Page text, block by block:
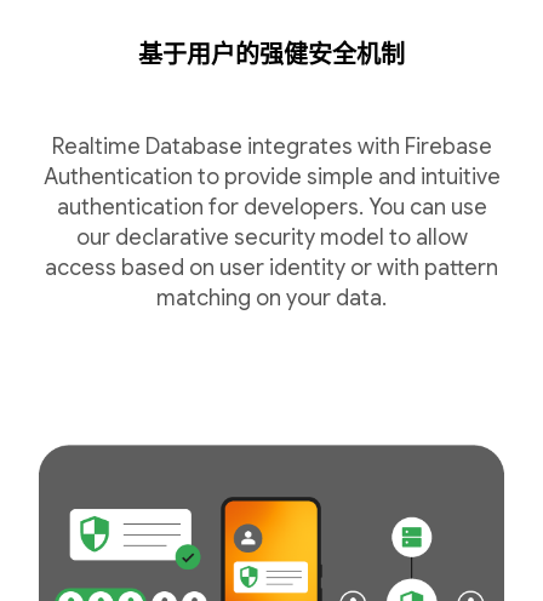
基于用户的强健安全机制
Realtime Database integrates with Firebase
Authentication to provide simple and intuitive
authentication for developers. You can use
our declarative security model to allow
access based on user identity or with pattern
matching on your data.